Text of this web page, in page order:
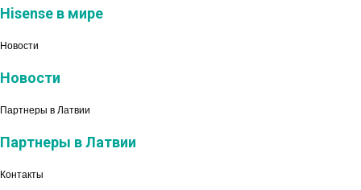
Hisense в мире
Новости
Новости
Партнеры в Латвии
Партнеры в Латвии
Контакты